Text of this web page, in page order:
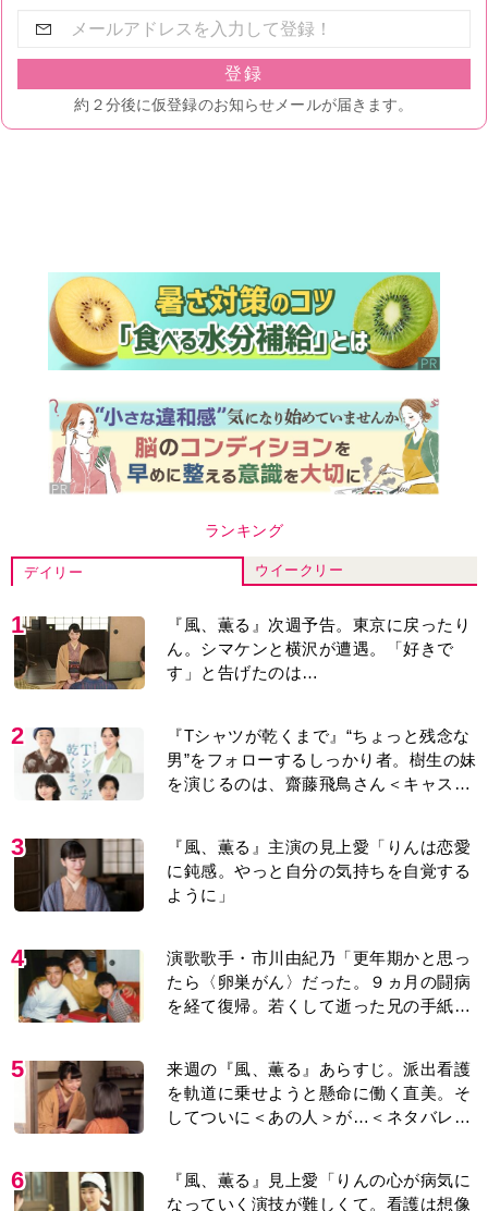
ランキング
デイリー ウイークリー
1
『風、薫る』次週予告。東京に戻ったり
ん。シマケンと横沢が遭遇。「好きで
す」と告げたのは…
2
『Tシャツが乾くまで』“ちょっと残念な
男”をフォローするしっかり者。樹生の妹
を演じるのは、齋藤飛鳥さん＜キャスト
3
『風、薫る』主演の見上愛「りんは恋愛
に鈍感。やっと自分の気持ちを自覚する
ように」
4
演歌歌手・市川由紀乃「更年期かと思っ
たら〈卵巣がん〉だった。９ヵ月の闘病
を経て復帰。若くして逝った兄の手紙を
5
来週の『風、薫る』あらすじ。派出看護
を軌道に乗せようと懸命に働く直美。そ
してついに＜あの人＞が…＜ネタバレあ
6
『風、薫る』見上愛「りんの心が病気に
なっていく演技が難しくて。看護は想像